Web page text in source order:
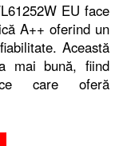
EU face
A++ oferind un
Această
mai bună, fiind
care oferă